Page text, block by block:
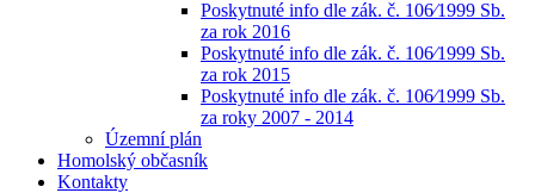
Poskytnuté info dle zák. č. 106⁄1999 Sb.
za rok 2016
Poskytnuté info dle zák. č. 106⁄1999 Sb.
za rok 2015
Poskytnuté info dle zák. č. 106⁄1999 Sb.
za roky 2007 - 2014
Územní plán
Homolský občasník
Kontakty